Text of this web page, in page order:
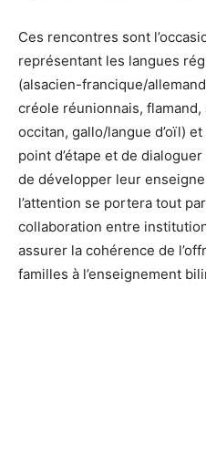
Ces rencontres sont
représentant les langues
(alsacien-francique/
créole réunionnais,
occitan, gallo/langue d’oïl)
point d’étape et de
de développer leur
l’attention se portera tout
collaboration entre
assurer la cohérence de
familles à l’enseignement